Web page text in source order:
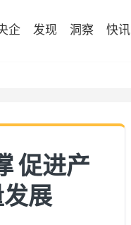
企 发现 洞察 快讯
促进产
展